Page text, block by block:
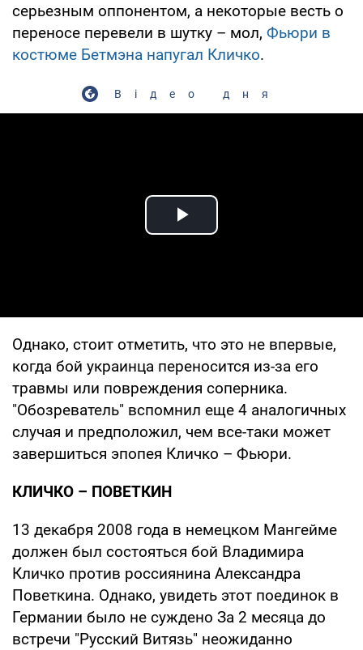
серьезным оппонентом, а некоторые весть о
переносе перевели в шутку – мол, Фьюри в
костюме Бетмэна напугал Кличко.
Відео дня
Play Video
Однако, стоит отметить, что это не впервые,
когда бой украинца переносится из-за его
травмы или повреждения соперника.
"Обозреватель" вспомнил еще 4 аналогичных
случая и предположил, чем все-таки может
завершиться эпопея Кличко – Фьюри.
КЛИЧКО – ПОВЕТКИН
13 декабря 2008 года в немецком Мангейме
должен был состояться бой Владимира
Кличко против россиянина Александра
Поветкина. Однако, увидеть этот поединок в
Германии было не суждено За 2 месяца до
встречи "Русский Витязь" неожиданно